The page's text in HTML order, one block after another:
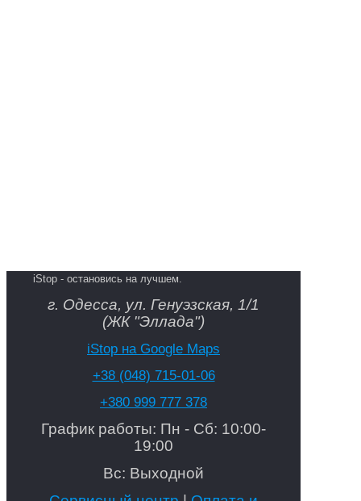
iStop - остановись на лучшем.
г. Одесса, ул. Генуэзская, 1/1
(ЖК "Эллада")
iStop на Google Maps
+38 (048) 715-01-06
+380 999 777 378
График работы: Пн - Сб: 10:00-
19:00
Вс: Выходной